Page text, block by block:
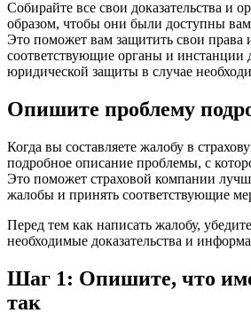
Собирайте все свои доказательства и
образом, чтобы они были доступны
Это поможет вам защитить свои права
соответствующие органы и инстанции
юридической защиты в случае
Опишите проблему
Когда вы составляете жалобу в
подробное описание проблемы, с
Это поможет страховой компании
жалобы и принять соответствующие
Перед тем как написать жалобу,
необходимые доказательства и
Шаг 1: Опишите, что
так